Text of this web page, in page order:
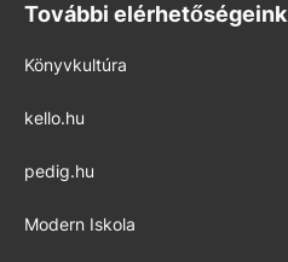
További elérhetőségeink
Könyvkultúra
kello.hu
pedig.hu
Modern Iskola